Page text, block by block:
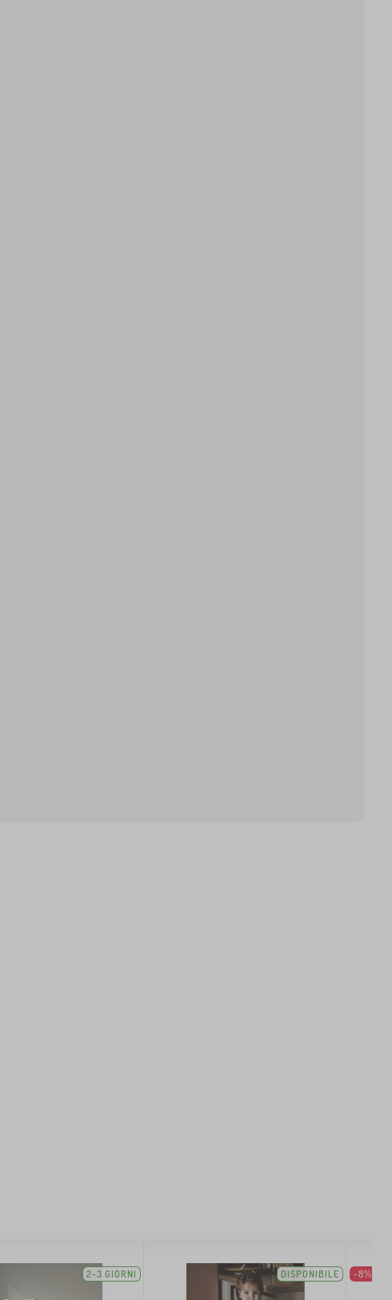
2-3 GIORNI DISPONIBILE -8%